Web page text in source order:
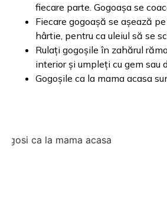
fiecare parte. Gogoașa se
Fiecare gogoașă se așează
hârtie, pentru ca uleiul să se
Rulați gogoșile în zahărul
interior și umpleți cu gem sau
Gogoșile ca la mama acasa